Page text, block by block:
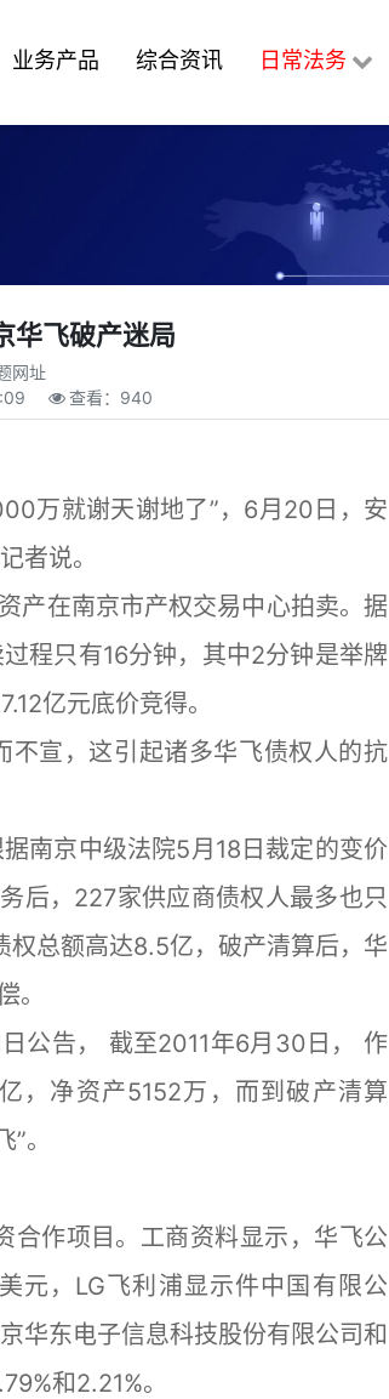
业务产品 综合资讯 日常法务
华飞破产迷局
网址
查看： 940
万就谢天谢地了”，6月20日，安
者说。
在南京市产权交易中心拍卖。据
程只有16分钟，其中2分钟是举牌
亿元底价竞得。
宣，这引起诸多华飞债权人的抗
京中级法院5月18日裁定的变价
后，227家供应商债权人最多也只
权总额高达8.5亿，破产清算后，华
。
公告， 截至2011年6月30日， 作
，净资产5152万，而到破产清算
。
作项目。工商资料显示，华飞公
元，LG飞利浦显示件中国有限公
华东电子信息科技股份有限公司和
和2.21%。